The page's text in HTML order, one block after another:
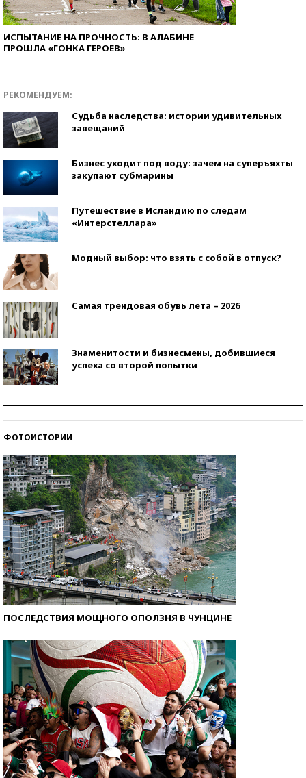
ИСПЫТАНИЕ НА ПРОЧНОСТЬ: В АЛАБИНЕ
ПРОШЛА «ГОНКА ГЕРОЕВ»
РЕКОМЕНДУЕМ:
Судьба наследства: истории удивительных
завещаний
Бизнес уходит под воду: зачем на суперъяхты
закупают субмарины
Путешествие в Исландию по следам
«Интерстеллара»
Модный выбор: что взять с собой в отпуск?
Самая трендовая обувь лета – 2026
Знаменитости и бизнесмены, добившиеся
успеха со второй попытки
ФОТОИСТОРИИ
ПОСЛЕДСТВИЯ МОЩНОГО ОПОЛЗНЯ В ЧУНЦИНЕ